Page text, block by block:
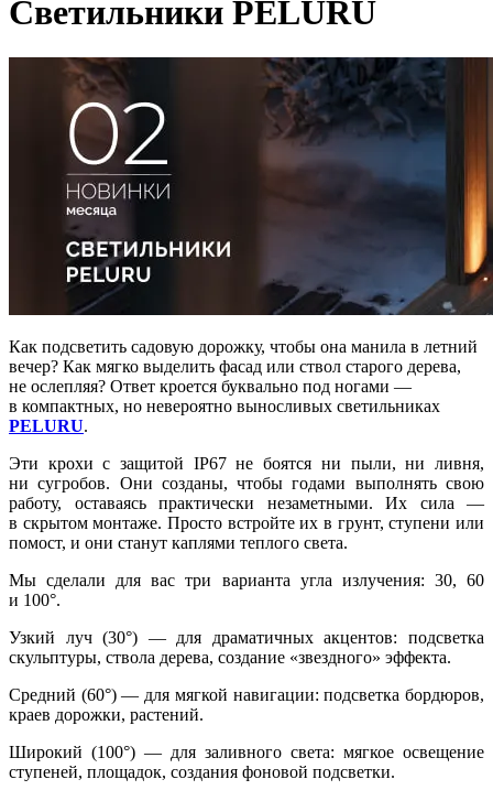
Светильники PELURU
Как подсветить садовую дорожку, чтобы она манила в летний
вечер? Как мягко выделить фасад или ствол старого дерева,
не ослепляя? Ответ кроется буквально под ногами —
в компактных, но невероятно выносливых светильниках
PELURU.
Эти крохи с защитой IP67 не боятся ни пыли, ни ливня,
ни сугробов. Они созданы, чтобы годами выполнять свою
работу, оставаясь практически незаметными. Их сила —
в скрытом монтаже. Просто встройте их в грунт, ступени или
помост, и они станут каплями теплого света.
Мы сделали для вас три варианта угла излучения: 30, 60
и 100°.
Узкий луч (30°) — для драматичных акцентов: подсветка
скульптуры, ствола дерева, создание «звездного» эффекта.
Средний (60°) — для мягкой навигации: подсветка бордюров,
краев дорожки, растений.
Широкий (100°) — для заливного света: мягкое освещение
ступеней, площадок, создания фоновой подсветки.